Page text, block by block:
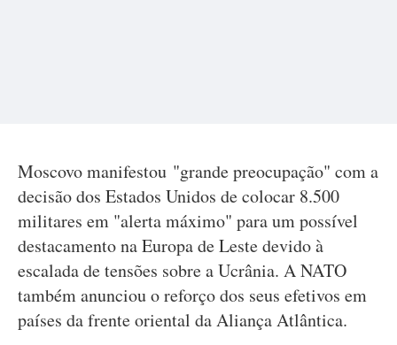
Moscovo manifestou "grande preocupação" com a
decisão dos Estados Unidos de colocar 8.500
militares em "alerta máximo" para um possível
destacamento na Europa de Leste devido à
escalada de tensões sobre a Ucrânia. A NATO
também anunciou o reforço dos seus efetivos em
países da frente oriental da Aliança Atlântica.